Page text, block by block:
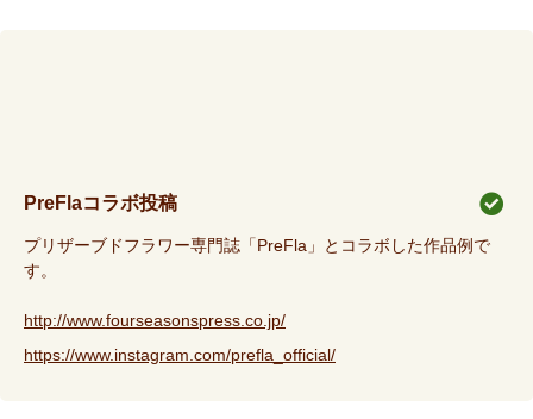
PreFlaコラボ投稿
プリザーブドフラワー専門誌「PreFla」とコラボした作品例で
す。
http://www.fourseasonspress.co.jp/
https://www.instagram.com/prefla_official/